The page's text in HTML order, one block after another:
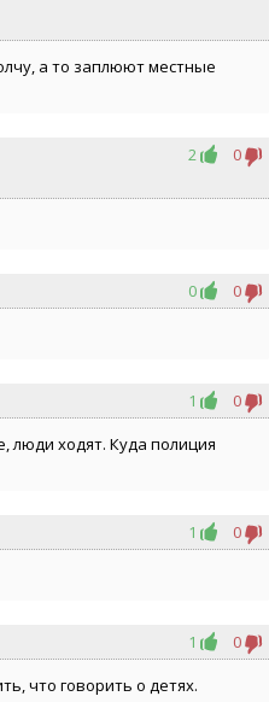
а то заплюют местные
2 0
0
0
1
0
люди ходят. Куда полиция
1
0
1
0
что говорить о детях.